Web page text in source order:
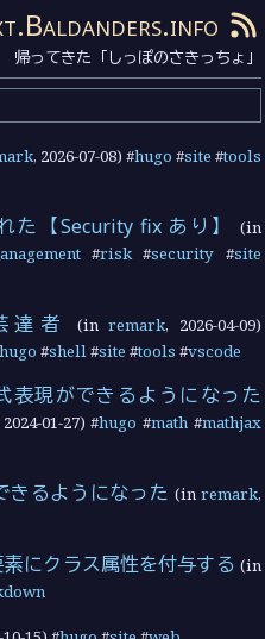
帰ってきた「しっぽのさきっちょ」
, 2026-07-08) #hugo #site #tools
た【Security fix あり】
(in
#risk#security #site
達者 (inremark, 2026-04-09)
hugo #shell#site #tools #vscode
表現ができるようになった
2024-01-27) #hugo #math #mathjax
きるようになった (in remark,
にクラス属性を付与する (in